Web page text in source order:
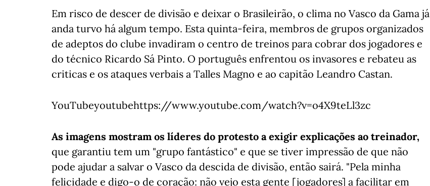
Em risco de descer de divisão e deixar o Brasileirão, o clima no Vasco da Gama já
anda turvo há algum tempo. Esta quinta-feira, membros de grupos organizados
de adeptos do clube invadiram o centro de treinos para cobrar dos jogadores e
do técnico Ricardo Sá Pinto. O português enfrentou os invasores e rebateu as
criticas e os ataques verbais a Talles Magno e ao capitão Leandro Castan.
YouTubeyoutubehttps://www.youtube.com/watch?v=o4X9teLl3zc
As imagens mostram os líderes do protesto a exigir explicações ao treinador,
que garantiu tem um "grupo fantástico" e que se tiver impressão de que não
pode ajudar a salvar o Vasco da descida de divisão, então sairá. "Pela minha
felicidade e digo-o de coração: não vejo esta gente [jogadores] a facilitar em